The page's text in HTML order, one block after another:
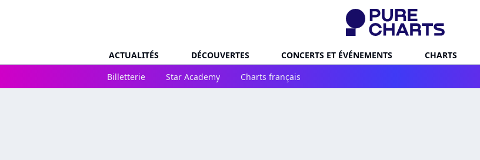
ACTUALITÉS DÉCOUVERTES CONCERTS ET ÉVÉNEMENTS CHARTS
Billetterie
Star Academy Charts français